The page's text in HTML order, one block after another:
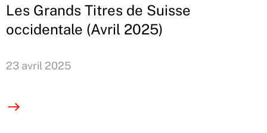
Les Grands Titres de Suisse
occidentale (Avril 2025)
23 avril 2025